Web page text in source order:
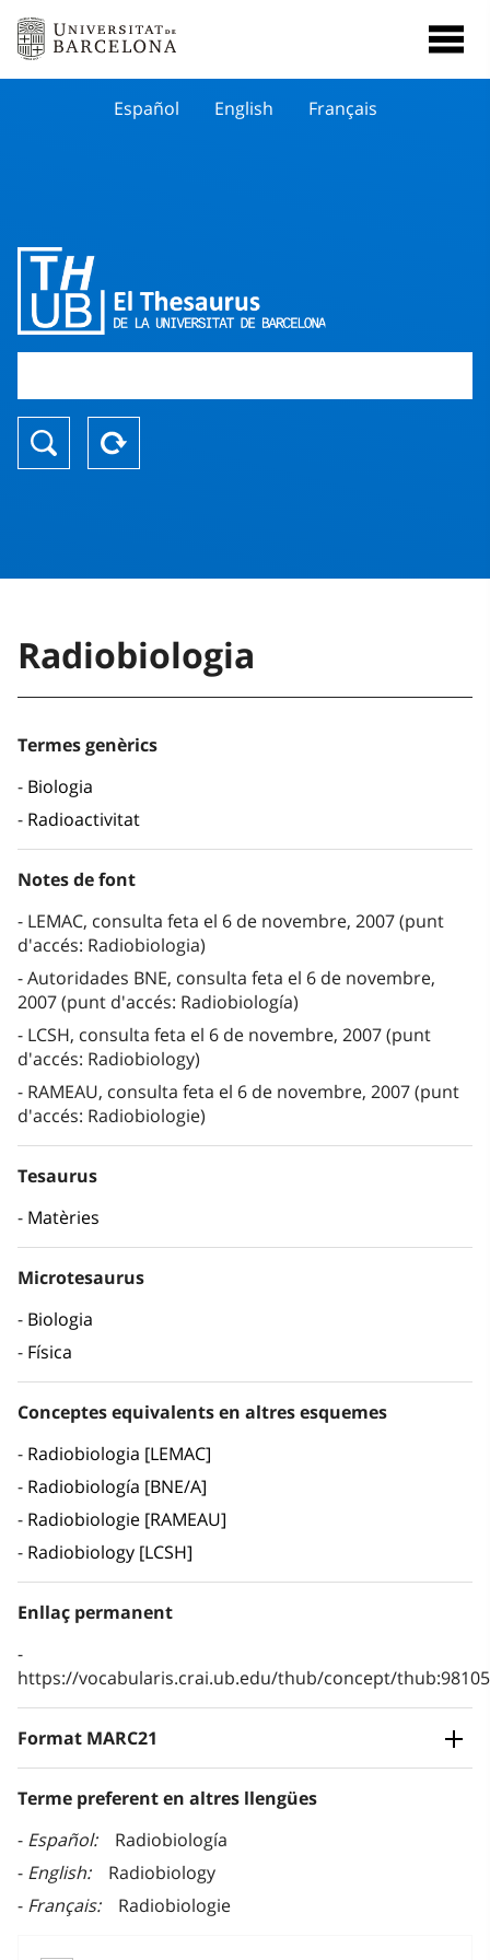
Español English Français
Radiobiologia
Termes genèrics
Biologia
Radioactivitat
Notes de font
LEMAC, consulta feta el 6 de novembre, 2007 (punt
d'accés: Radiobiologia)
Autoridades BNE, consulta feta el 6 de novembre,
2007 (punt d'accés: Radiobiología)
LCSH, consulta feta el 6 de novembre, 2007 (punt
d'accés: Radiobiology)
RAMEAU, consulta feta el 6 de novembre, 2007 (punt
d'accés: Radiobiologie)
Tesaurus
Matèries
Microtesaurus
Biologia
Física
Conceptes equivalents en altres esquemes
Radiobiologia [LEMAC]
Radiobiología [BNE/A]
Radiobiologie [RAMEAU]
Radiobiology [LCSH]
Enllaç permanent
https://vocabularis.crai.ub.edu/thub/concept/
Format MARC21
Terme preferent en altres llengües
Español
Radiobiología
English
Radiobiology
Français
Radiobiologie